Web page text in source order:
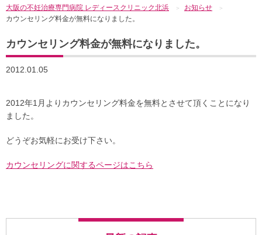
大阪の不妊治療専門病院 レディースクリニック北浜
お知らせ
カウンセリング料金が無料になりました。
カウンセリング料金が無料になりました。
2012.01.05
2012年1月よりカウンセリング料金を無料とさせて頂くことになり
ました。
どうぞお気軽にお受け下さい。
カウンセリングに関するページはこちら